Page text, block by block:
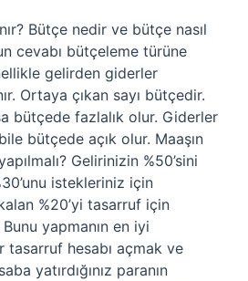
Bütçe nedir ve bütçe nasıl
cevabı bütçeleme türüne
gelirden giderler
Ortaya çıkan sayı bütçedir.
bütçede fazlalık olur. Giderler
bütçede açık olur. Maaşın
Gelirinizin %50’sini
istekleriniz için
%20’yi tasarruf için
yapmanın en iyi
tasarruf hesabı açmak ve
yatırdığınız paranın